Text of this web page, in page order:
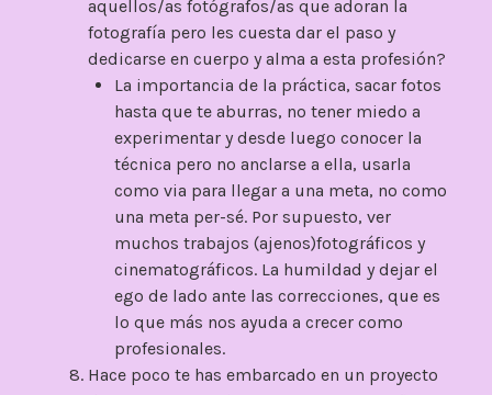
aquellos/as fotógrafos/as que adoran la
fotografía pero les cuesta dar el paso y
dedicarse en cuerpo y alma a esta profesión?
La importancia de la práctica, sacar fotos
hasta que te aburras, no tener miedo a
experimentar y desde luego conocer la
técnica pero no anclarse a ella, usarla
como via para llegar a una meta, no como
una meta per-sé. Por supuesto, ver
muchos trabajos (ajenos)fotográficos y
cinematográficos. La humildad y dejar el
ego de lado ante las correcciones, que es
lo que más nos ayuda a crecer como
profesionales.
Hace poco te has embarcado en un proyecto